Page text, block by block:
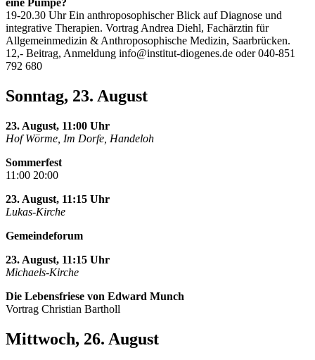
19-20.30 Uhr Ein anthroposophischer Blick auf Diagnose und
integrative Therapien. Vortrag Andrea Diehl, Fachärztin für
Allgemeinmedizin & Anthroposophische Medizin, Saarbrücken.
12,- Beitrag, Anmeldung info@institut-diogenes.de oder 040-851
792 680
Sonntag, 23. August
23. August, 11:00 Uhr
Hof Wörme, Im Dorfe, Handeloh
Sommerfest
11:00 20:00
23. August, 11:15 Uhr
Lukas-Kirche
Gemeindeforum
23. August, 11:15 Uhr
Michaels-Kirche
Die Lebensfriese von Edward Munch
Vortrag Christian Bartholl
Mittwoch, 26. August